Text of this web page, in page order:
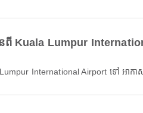
ានពី Kuala Lumpur
Lumpur International Airport ទៅ អា